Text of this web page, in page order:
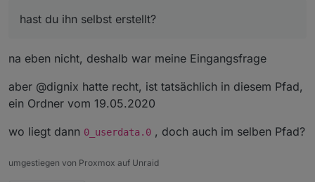
hast du ihn selbst erstellt?
na eben nicht, deshalb war meine Eingangsfrage
aber @dignix hatte recht, ist tatsächlich in diesem Pfad,
ein Ordner vom 19.05.2020
wo liegt dann 0_userdata.0 , doch auch im selben Pfad?
umgestiegen von Proxmox auf Unraid